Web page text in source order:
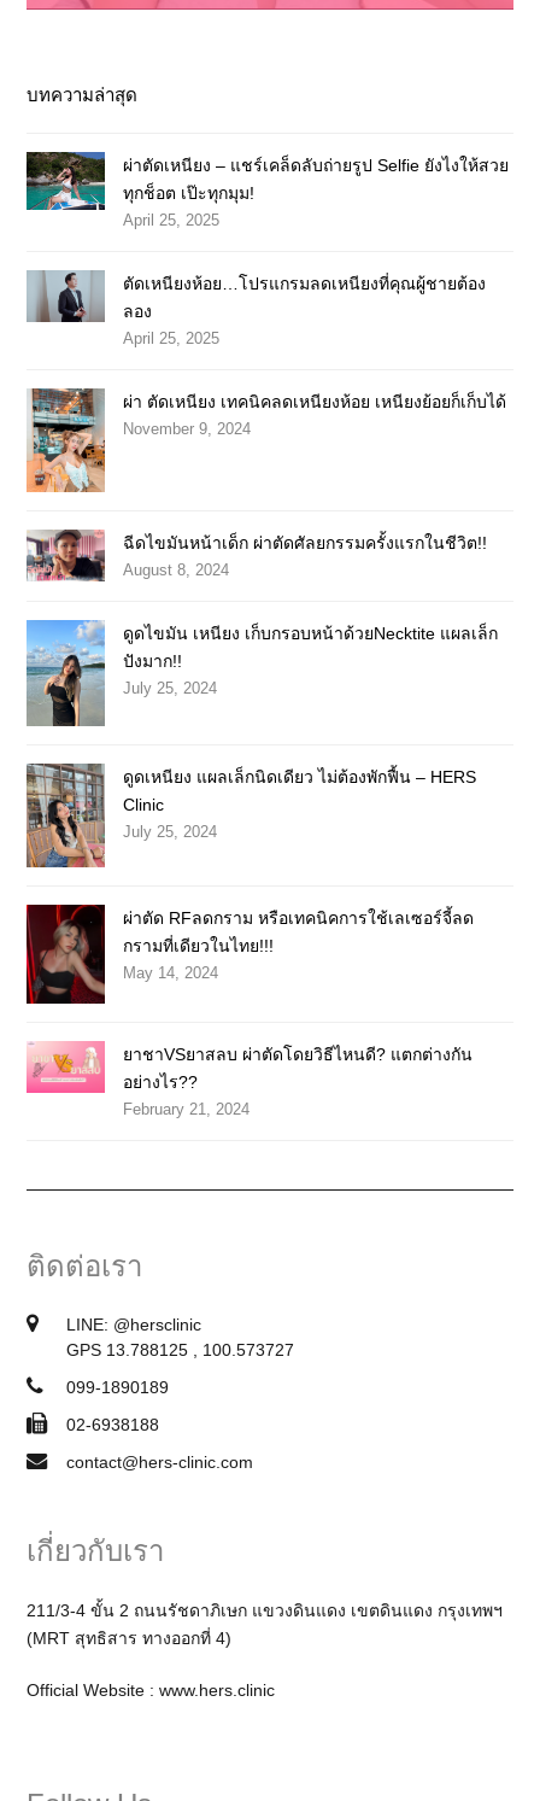
บทความล่าสุด
ผ่าตัดเหนียง – แชร์เคล็ดลับถ่ายรูป Selfie ยังไงให้สวย
ทุกช็อต เป๊ะทุกมุม!
April 25, 2025
ตัดเหนียงห้อย…โปรแกรมลดเหนียงที่คุณผู้ชายต้อง
ลอง
April 25, 2025
ผ่า ตัดเหนียง เทคนิคลดเหนียงห้อย เหนียงย้อยก็เก็บได้
November 9, 2024
ฉีดไขมันหน้าเด็ก ผ่าตัดศัลยกรรมครั้งแรกในชีวิต!!
August 8, 2024
ดูดไขมัน เหนียง เก็บกรอบหน้าด้วยNecktite แผลเล็ก
ปังมาก!!
July 25, 2024
ดูดเหนียง แผลเล็กนิดเดียว ไม่ต้องพักฟื้น – HERS
Clinic
July 25, 2024
ผ่าตัด RFลดกราม หรือเทคนิคการใช้เลเซอร์จี้ลด
กรามที่เดียวในไทย!!!
May 14, 2024
ยาชาVSยาสลบ ผ่าตัดโดยวิธีไหนดี? แตกต่างกัน
อย่างไร??
February 21, 2024
ติดต่อเรา
LINE: @hersclinic
GPS 13.788125 , 100.573727
099-1890189
02-6938188
contact@hers-clinic.com
เกี่ยวกับเรา
211/3-4 ขั้น 2 ถนนรัชดาภิเษก แขวงดินแดง เขตดินแดง กรุงเทพฯ
(MRT สุทธิสาร ทางออกที่ 4)
Official Website :www.hers.clinic